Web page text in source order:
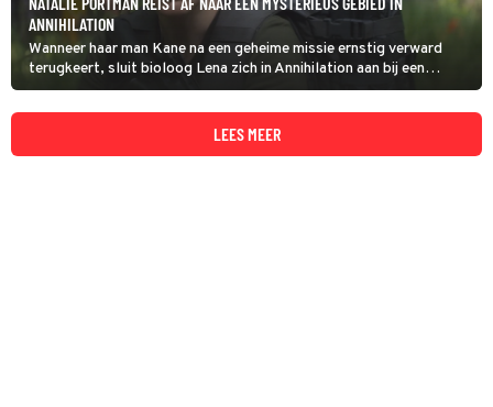
ANNIHILATION
Wanneer haar man Kane na een geheime missie ernstig verward
terugkeert, sluit bioloog Lena zich in Annihilation aan bij een
expeditie naar een mysterieus gebied. Daar ontdekt ze een wereld
vol muterende flora en fauna.
LEES MEER